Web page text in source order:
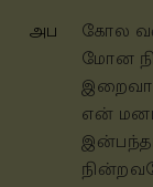
அப
கோல
மோன
இறைவா
என்